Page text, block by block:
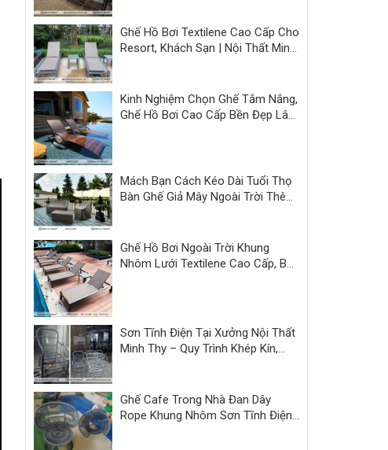
Ghế Hồ Bơi Textilene Cao Cấp Cho
Resort, Khách Sạn | Nội Thất Minh
Kinh Nghiệm Chọn Ghế Tắm Nắng,
Ghế Hồ Bơi Cao Cấp Bền Đẹp Lâu
Mách Bạn Cách Kéo Dài Tuổi Thọ
Bàn Ghế Giả Mây Ngoài Trời Thêm
Ghế Hồ Bơi Ngoài Trời Khung
Nhôm Lưới Textilene Cao Cấp, Bền
Sơn Tĩnh Điện Tại Xưởng Nội Thất
Minh Thy – Quy Trình Khép Kín,
Ghế Cafe Trong Nhà Đan Dây
Rope Khung Nhôm Sơn Tĩnh Điện |